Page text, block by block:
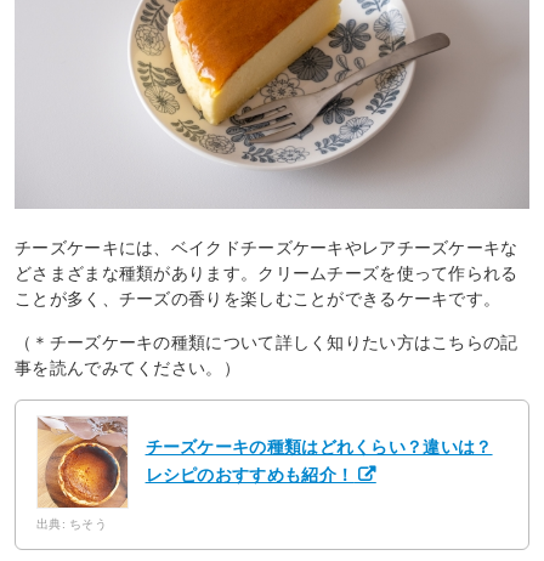
チーズケーキには、ベイクドチーズケーキやレアチーズケーキな
どさまざまな種類があります。クリームチーズを使って作られる
ことが多く、チーズの香りを楽しむことができるケーキです。
（＊チーズケーキの種類について詳しく知りたい方はこちらの記
事を読んでみてください。）
チーズケーキの種類はどれくらい？違いは？
レシピのおすすめも紹介！
出典: ちそう